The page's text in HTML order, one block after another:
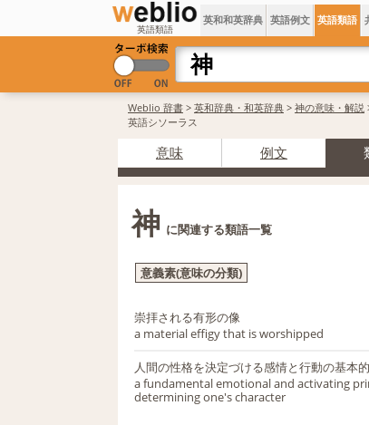
英語類語
英和和英辞典 英語例文 英語類語
Weblio 辞書 > 英和辞典・和英辞典 > 神の意味・解説
英語シソーラス
意味 例文
神 に関連する類語一覧
意義素(意味の分類)
崇拝される有形の像
a material effigy that is worshipped
人間の性格を決定づける感情と行動の基本
a fundamental emotional and activating
determining one's character